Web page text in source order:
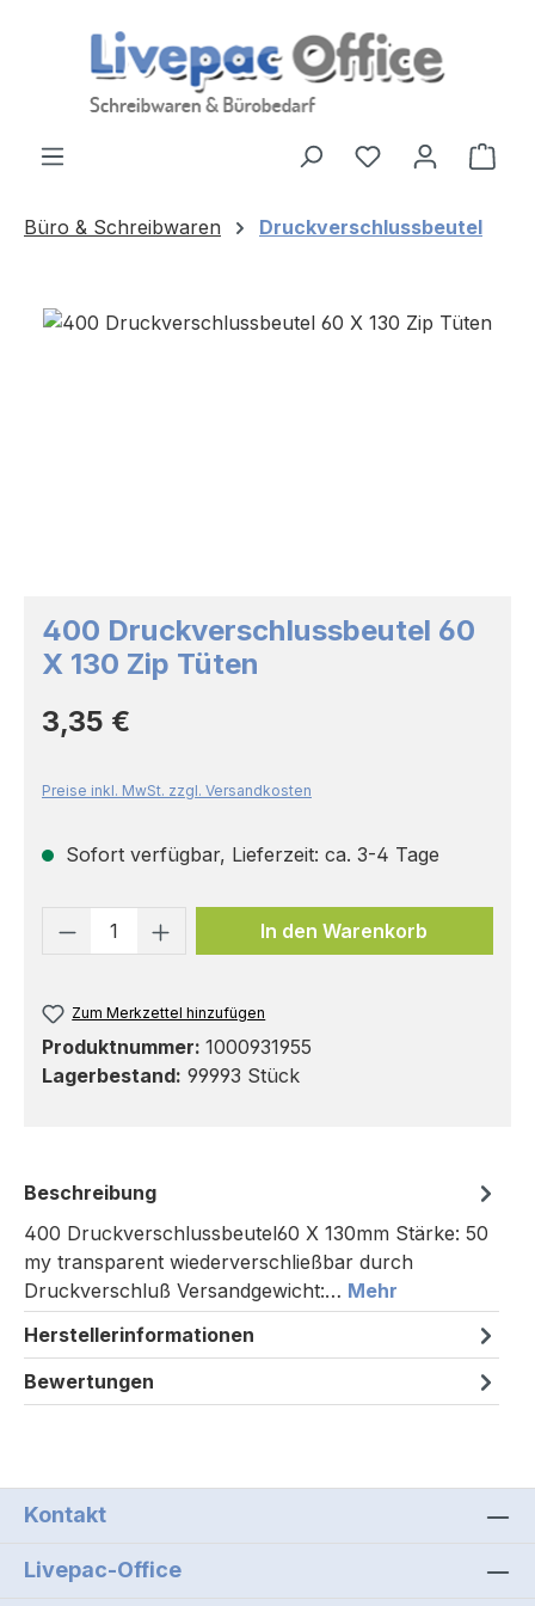
Zum Hauptinhalt springen
Büro & Schreibwaren Druckverschlussbeutel
Bildergalerie überspringen
400 Druckverschlussbeutel 60
X 130 Zip Tüten
Regulärer Preis:
3,35 €
Preise inkl. MwSt. zzgl. Versandkosten
Sofort verfügbar, Lieferzeit: ca. 3-4 Tage
Produkt Anzahl: Gib den
In den Warenkorb
Zum Merkzettel hinzufügen
Produktnummer: 1000931955
Lagerbestand: 99993 Stück
Beschreibung
400 Druckverschlussbeutel60 X 130mm Stärke: 50
my transparent wiederverschließbar durch
Druckverschluß Versandgewicht:… Mehr
Herstellerinformationen
Bewertungen
Kontakt
Livepac-Office